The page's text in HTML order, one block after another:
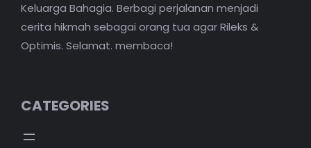
Keluarga Bahagia. Berbagi perjalanan menjadi
cerita hikmah sebagai orang tua agar Rileks &
Optimis. Selamat. membaca!
CATEGORIES